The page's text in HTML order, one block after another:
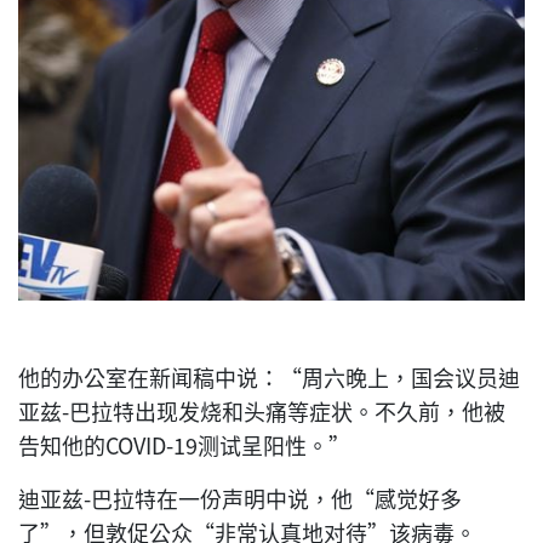
他的办公室在新闻稿中说：“周六晚上，国会议员迪
亚兹-巴拉特出现发烧和头痛等症状。不久前，他被
告知他的COVID-19测试呈阳性。”
迪亚兹-巴拉特在一份声明中说，他“感觉好多
了”，但敦促公众“非常认真地对待”该病毒。